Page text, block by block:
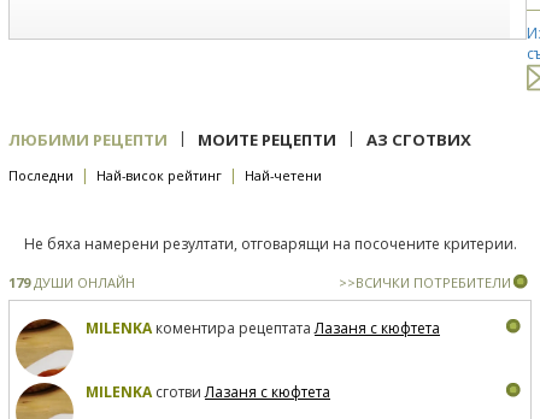
ЛЮБИМИ РЕЦЕПТИ | МОИТЕ РЕЦЕПТИ | АЗ СГОТВИХ
Последни | Най-висок рейтинг | Най-четени
Не бяха намерени резултати, отговарящи на посочените критерии.
179ДУШИ ОНЛАЙН >>ВСИЧКИ ПОТРЕБИТЕЛИ
MILENKAкоментира рецептатаЛазаня с кюфтета
MILENKAсготвиЛазаня с кюфтета